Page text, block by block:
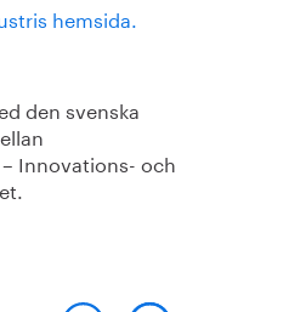
hemsida.
den svenska
Innovations- och